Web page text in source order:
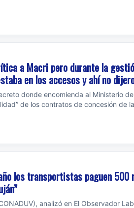
a Macri pero durante la
en los accesos y ahí no
donde encomienda al Ministerio
de los contratos de concesión de
los transportistas paguen 500
analizó en El Observador